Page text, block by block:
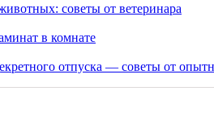
советы от ветеринара
в комнате
отпуска — советы от